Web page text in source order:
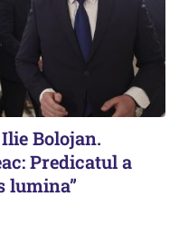
Bolojan.
Predicatul a
lumina”